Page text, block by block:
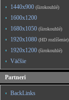
1440x900 (širokouhlé)
1600x1200
1680x1050 (širokouhlé)
1920x1080 (HD rozlíšenie)
1920x1200 (širokouhlé)
Väčšie
Partneri
BackLinks